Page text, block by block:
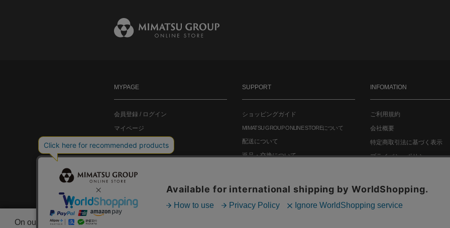
MYPAGE
会員登録 / ログイン
マイページ
お気に入り
SUPPORT
ショッピングガイド
MIMATSU GROUP ONLINE STOREについて
配送について
返品・交換について
INFOMATION
ご利用規約
会社概要
特定商取引法に基づく表示
プライバシーポリシー
On our website we use some cookies. These are necessary for our site to work properly and to give us information about